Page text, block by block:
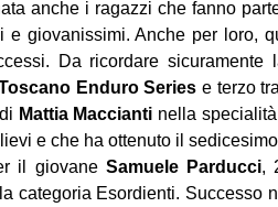
anche i ragazzi che fanno
e giovanissimi. Anche per loro,
Da ricordare
Enduro Series e terzo
Mattia Maccianti nella
e che ha ottenuto il
il giovane Samuele Parducci,
categoria Esordienti. Successo